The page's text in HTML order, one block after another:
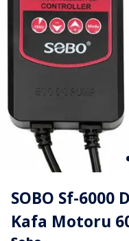
SOBO Sf-
Kafa Motoru